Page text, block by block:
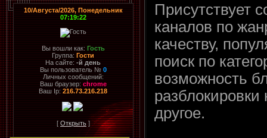
10/Августа/2026, Понедельник
07:19:22
Вы вошли как: Гость
Группа: Гости
На сайте:-й день
Вы пользователь № 0
Личных сообщений:
Ваш браузер: chrome
Ваш Ip: 216.73.216.218
[ Открыть]
Присутствует
каналов по
качеству,
поиск по
возможность
разблокировки
другое.